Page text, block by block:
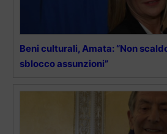
Beni culturali, Amata: “Non
sblocco assunzioni”